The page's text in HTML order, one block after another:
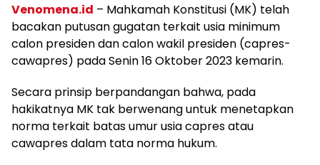
Venomena.id – Mahkamah Konstitusi (MK) telah
bacakan putusan gugatan terkait usia minimum
calon presiden dan calon wakil presiden (capres-
cawapres) pada Senin 16 Oktober 2023 kemarin.
Secara prinsip berpandangan bahwa, pada
hakikatnya MK tak berwenang untuk menetapkan
norma terkait batas umur usia capres atau
cawapres dalam tata norma hukum.